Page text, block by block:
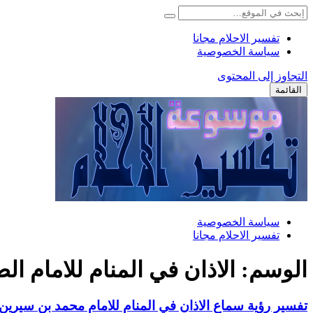
تفسير الاحلام مجانا
سياسة الخصوصية
التجاوز إلى المحتوى
القائمة
سياسة الخصوصية
تفسير الاحلام مجانا
الوسم: الاذان في المنام للامام
تفسير رؤية سماع الاذان في المنام للامام محمد بن